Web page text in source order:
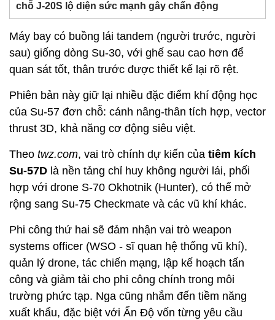
chỗ J-20S lộ diện sức mạnh gây chấn động
Máy bay có buồng lái tandem (người trước, người
sau) giống dòng Su-30, với ghế sau cao hơn để
quan sát tốt, thân trước được thiết kế lại rõ rệt.
Phiên bản này giữ lại nhiều đặc điểm khí động học
của Su-57 đơn chỗ: cánh nâng-thân tích hợp, vector
thrust 3D, khả năng cơ động siêu việt.
Theo twz.com, vai trò chính dự kiến của tiêm kích
Su-57D là nền tảng chỉ huy không người lái, phối
hợp với drone S-70 Okhotnik (Hunter), có thể mở
rộng sang Su-75 Checkmate và các vũ khí khác.
Phi công thứ hai sẽ đảm nhận vai trò weapon
systems officer (WSO - sĩ quan hệ thống vũ khí),
quản lý drone, tác chiến mạng, lập kế hoạch tấn
công và giảm tải cho phi công chính trong môi
trường phức tạp. Nga cũng nhắm đến tiềm năng
xuất khẩu, đặc biệt với Ấn Độ vốn từng yêu cầu